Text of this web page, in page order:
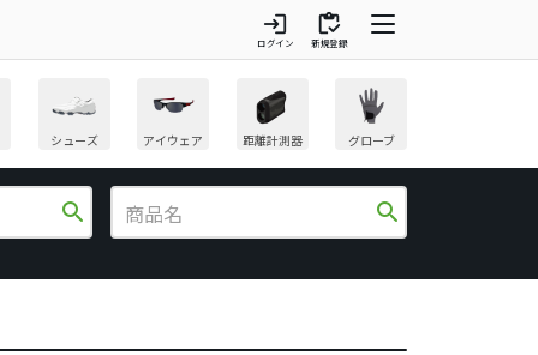
login
ログイン
inventory
新規登録
シューズ アイウェア 距離計測器 グローブ
search search